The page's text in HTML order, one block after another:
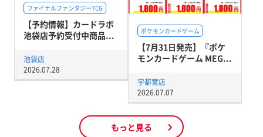
ファイナルファンタジーTCG
【予約情報】カードラボ
池袋店予約受付中商品...
池袋店
2026.07.28
ポケモンカードゲーム
【7月31日発売】『ポケ
モンカードゲーム MEG...
宇都宮店
2026.07.07
もっと見る